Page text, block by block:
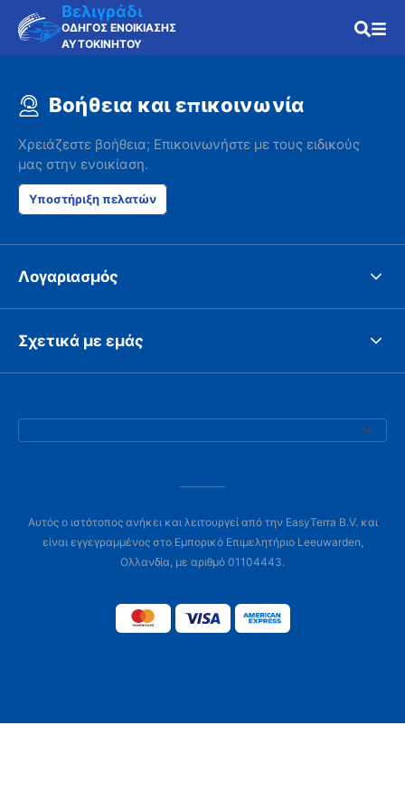
Βελιγράδι
ΟΔΗΓΟΣ ΕΝΟΙΚΙΑΣΗΣ
ΑΥΤΟΚΙΝΗΤΟΥ
Βοήθεια και επικοινωνία
Χρειάζεστε βοήθεια; Επικοινωνήστε με τους ειδικούς
μας στην ενοικίαση.
Υποστήριξη πελατών
Λογαριασμός
Σχετικά με εμάς
Αυτός ο ιστότοπος ανήκει και λειτουργεί από την EasyTerra B.V. και
είναι εγγεγραμμένος στο Εμπορικό Επιμελητήριο Leeuwarden,
Ολλανδία, με αριθμό 01104443.